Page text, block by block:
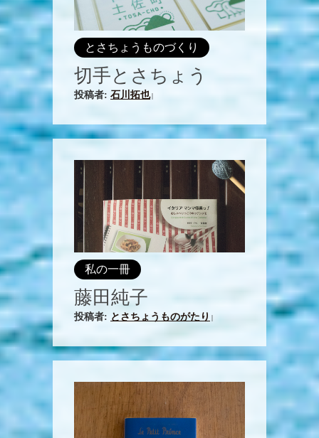
とさちょうものづくり
切手とさちょう
投稿者: 石川拓也|
私の一冊
藤田純子
投稿者: とさちょうものがたり